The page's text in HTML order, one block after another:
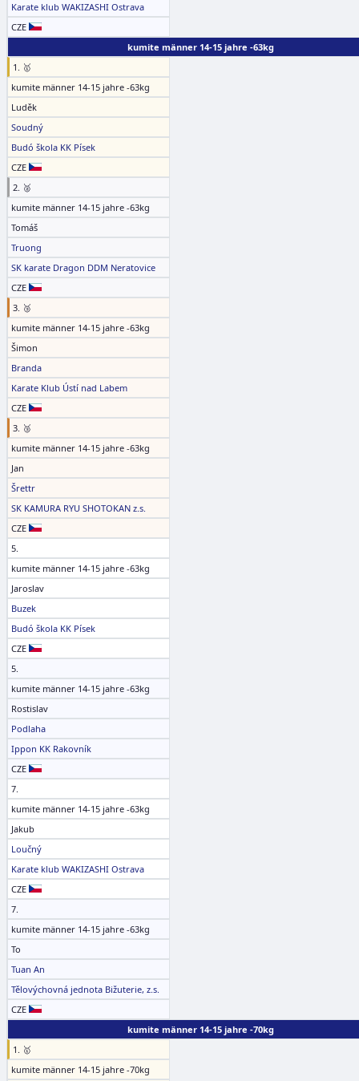
Karate klub WAKIZASHI Ostrava
CZE
kumite männer 14-15 jahre -63kg
1. 🥇
kumite männer 14-15 jahre -63kg
Luděk
Soudný
Budó škola KK Písek
CZE
2. 🥈
kumite männer 14-15 jahre -63kg
Tomáš
Truong
SK karate Dragon DDM Neratovice
CZE
3. 🥉
kumite männer 14-15 jahre -63kg
Šimon
Branda
Karate Klub Ústí nad Labem
CZE
3. 🥉
kumite männer 14-15 jahre -63kg
Jan
Šrettr
SK KAMURA RYU SHOTOKAN z.s.
CZE
5.
kumite männer 14-15 jahre -63kg
Jaroslav
Buzek
Budó škola KK Písek
CZE
5.
kumite männer 14-15 jahre -63kg
Rostislav
Podlaha
Ippon KK Rakovník
CZE
7.
kumite männer 14-15 jahre -63kg
Jakub
Loučný
Karate klub WAKIZASHI Ostrava
CZE
7.
kumite männer 14-15 jahre -63kg
To
Tuan An
Tělovýchovná jednota Bižuterie, z.s.
CZE
kumite männer 14-15 jahre -70kg
1. 🥇
kumite männer 14-15 jahre -70kg